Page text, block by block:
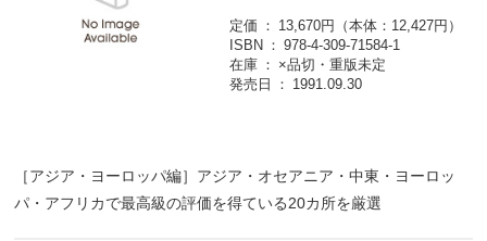
定価
13,670円（本体：12,427円）
ISBN
978-4-309-71584-1
在庫
×品切・重版未定
発売日
1991.09.30
［アジア・ヨーロッパ編］アジア・オセアニア・中東・ヨーロッ
パ・アフリカで最高級の評価を得ている20カ所を厳選